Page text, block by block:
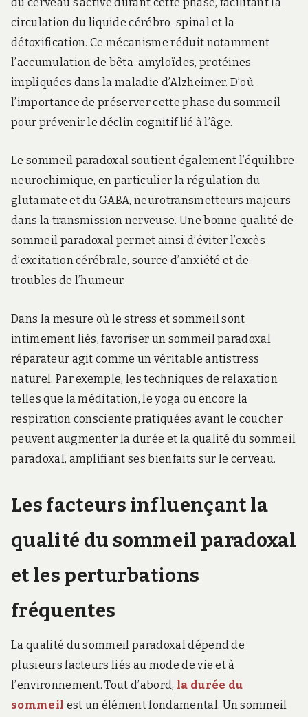
circulation du liquide cérébro-spinal et la
détoxification. Ce mécanisme réduit notamment
l’accumulation de bêta-amyloïdes, protéines
impliquées dans la maladie d’Alzheimer. D’où
l’importance de préserver cette phase du sommeil
pour prévenir le déclin cognitif lié à l’âge.
Le sommeil paradoxal soutient également l’équilibre
neurochimique, en particulier la régulation du
glutamate et du GABA, neurotransmetteurs majeurs
dans la transmission nerveuse. Une bonne qualité de
sommeil paradoxal permet ainsi d’éviter l’excès
d’excitation cérébrale, source d’anxiété et de
troubles de l’humeur.
Dans la mesure où le stress et sommeil sont
intimement liés, favoriser un sommeil paradoxal
réparateur agit comme un véritable antistress
naturel. Par exemple, les techniques de relaxation
telles que la méditation, le yoga ou encore la
respiration consciente pratiquées avant le coucher
peuvent augmenter la durée et la qualité du sommeil
paradoxal, amplifiant ses bienfaits sur le cerveau.
Les facteurs influençant la
qualité du sommeil paradoxal
et les perturbations
fréquentes
La qualité du sommeil paradoxal dépend de
plusieurs facteurs liés au mode de vie et à
l’environnement. Tout d’abord, la durée du
sommeil est un élément fondamental. Un sommeil